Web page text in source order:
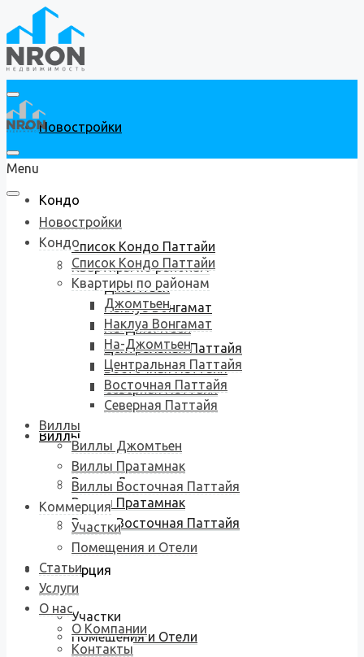
Новостройки
Кондо
Список Кондо Паттайи
Квартиры по районам
Джомтьен
Наклуа Вонгамат
На-Джомтьен
Центральная Паттайя
Восточная Паттайя
Северная Паттайя
Виллы
Виллы Джомтьен
Виллы Пратамнак
Виллы Восточная Паттайя
Коммерция
Участки
Помещения и Отели
Menu
Новостройки
Кондо
Список Кондо Паттайи
Квартиры по районам
Джомтьен
Наклуа Вонгамат
На-Джомтьен
Центральная Паттайя
Восточная Паттайя
Северная Паттайя
Виллы
Виллы Джомтьен
Виллы Пратамнак
Виллы Восточная Паттайя
Коммерция
Участки
Помещения и Отели
Статьи
Услуги
О нас
О Компании
Контакты